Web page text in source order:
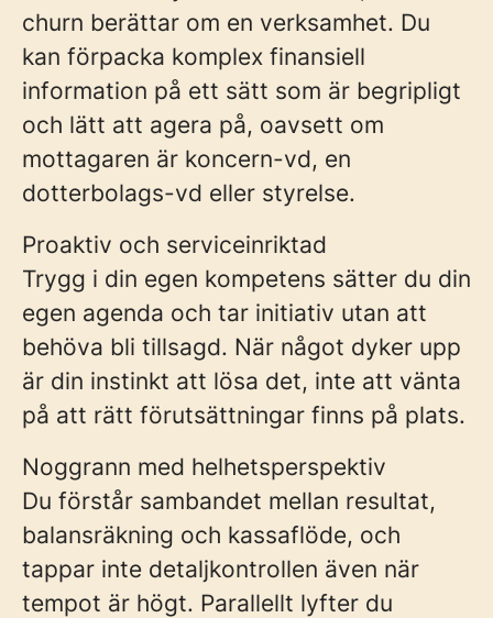
churn berättar om en verksamhet. Du
kan förpacka komplex finansiell
information på ett sätt som är begripligt
och lätt att agera på, oavsett om
mottagaren är koncern-vd, en
dotterbolags-vd eller styrelse.
Proaktiv och serviceinriktad
Trygg i din egen kompetens sätter du din
egen agenda och tar initiativ utan att
behöva bli tillsagd. När något dyker upp
är din instinkt att lösa det, inte att vänta
på att rätt förutsättningar finns på plats.
Noggrann med helhetsperspektiv
Du förstår sambandet mellan resultat,
balansräkning och kassaflöde, och
tappar inte detaljkontrollen även när
tempot är högt. Parallellt lyfter du